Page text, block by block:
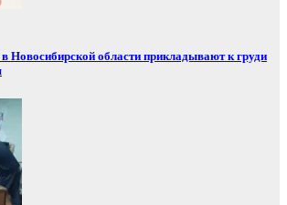
Новосибирской области прикладывают к груди